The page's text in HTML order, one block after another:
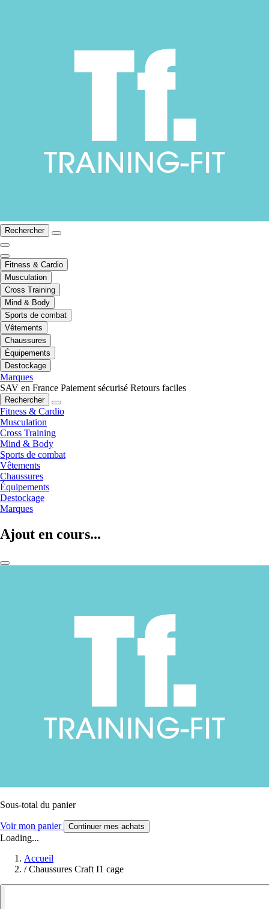
Rechercher
Fitness & Cardio
Musculation
Cross Training
Mind & Body
Sports de combat
Vêtements
Chaussures
Équipements
Destockage
Marques
SAV en France Paiement sécurisé Retours faciles
Rechercher
Fitness & Cardio
Musculation
Cross Training
Mind & Body
Sports de combat
Vêtements
Chaussures
Équipements
Destockage
Marques
Ajout en cours...
Sous-total du panier
Voir mon panier Continuer mes achats
Loading...
Accueil
/ Chaussures Craft I1 cage